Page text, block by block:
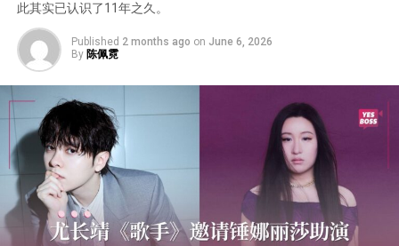
此其实已认识了11年之久。
Published 2 months ago on June 6, 2026
By 陈佩霓